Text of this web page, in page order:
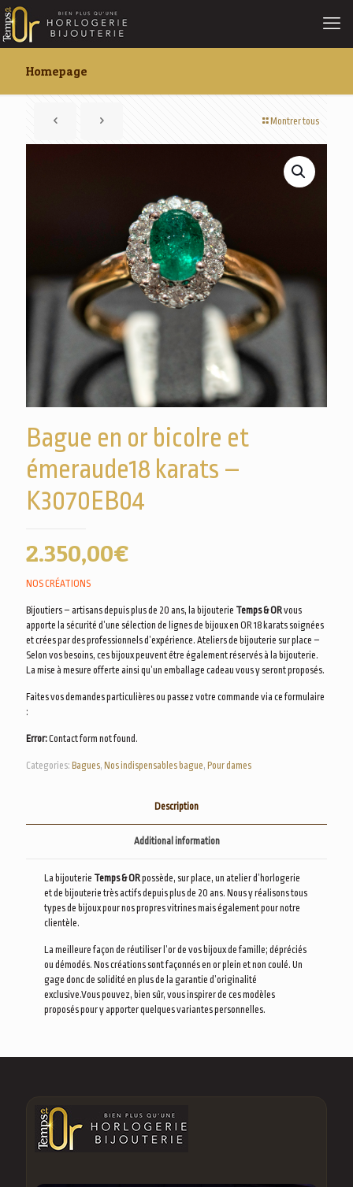
Homepage
Montrer tous
Bague en or bicolre et
émeraude18 karats –
K3070EB04
2.350,00€
NOS CRÉATIONS
Bijoutiers – artisans depuis plus de 20 ans, la bijouterie Temps & ORvous
apporte la sécurité d’une sélection de lignes de bijoux en OR 18 karats soignées
et crées par des professionnels d’expérience. Ateliers de bijouterie sur place –
Selon vos besoins, ces bijoux peuvent être également réservés à la bijouterie.
La mise à mesure offerte ainsi qu’un emballage cadeau vous y seront proposés.
Faites vos demandes particulières ou passez votre commande via ce formulaire
:
Error:Contact form not found.
Categories: Bagues, Nos indispensables bague, Pour dames
Description
Additional information
La bijouterie Temps & ORpossède, sur place, un atelier d’horlogerie
et de bijouterie très actifs depuis plus de 20 ans. Nous y réalisons tous
types de bijoux pour nos propres vitrines mais également pour notre
clientèle.
La meilleure façon de réutiliser l’or de vos bijoux de famille; dépréciés
ou démodés. Nos créations sont façonnés en or plein et non coulé. Un
gage donc de solidité en plus de la garantie d’originalité
exclusive.Vous pouvez, bien sûr, vous inspirer de ces modèles
proposés pour y apporter quelques variantes personnelles.